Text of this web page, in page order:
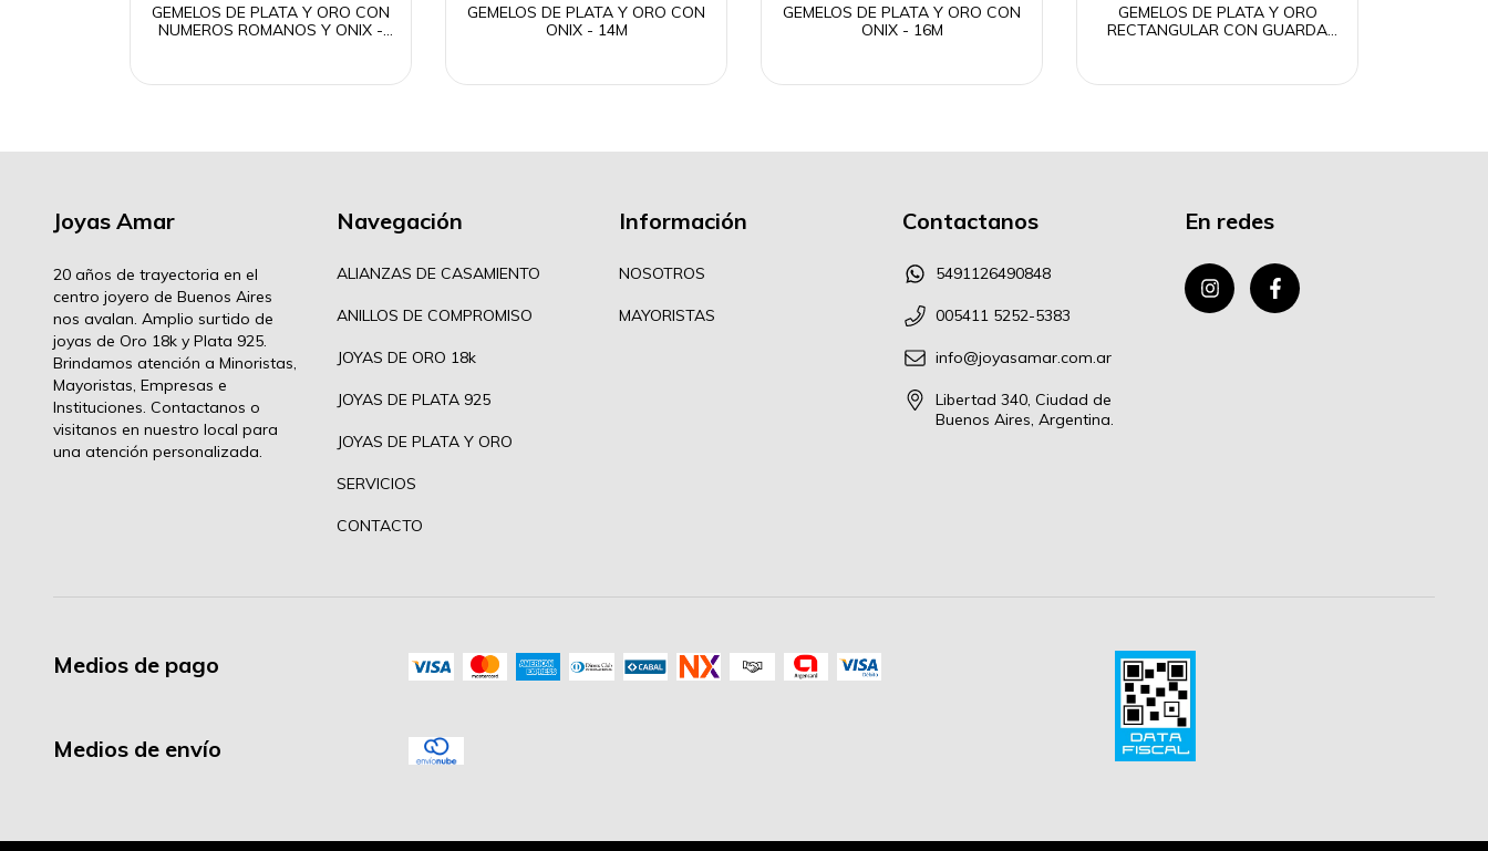
GEMELOS DE PLATA Y ORO CON
NUMEROS ROMANOS Y ONIX -
GEMELOS DE PLATA Y ORO CON
ONIX - 14M
GEMELOS DE PLATA Y ORO CON
ONIX - 16M
GEMELOS DE PLATA Y ORO
RECTANGULAR CON GUARDA
Joyas Amar
20 años de trayectoria en el
centro joyero de Buenos Aires
nos avalan. Amplio surtido de
joyas de Oro 18k y Plata 925.
Brindamos atención a Minoristas,
Mayoristas, Empresas e
Instituciones. Contactanos o
visitanos en nuestro local para
una atención personalizada.
Navegación
ALIANZAS DE CASAMIENTO
ANILLOS DE COMPROMISO
JOYAS DE ORO 18k
JOYAS DE PLATA 925
JOYAS DE PLATA Y ORO
SERVICIOS
CONTACTO
Información
NOSOTROS
MAYORISTAS
Contactanos
5491126490848
005411 5252-5383
info@joyasamar.com.ar
Libertad 340, Ciudad de
Buenos Aires, Argentina.
En redes
Medios de pago
Medios de envío